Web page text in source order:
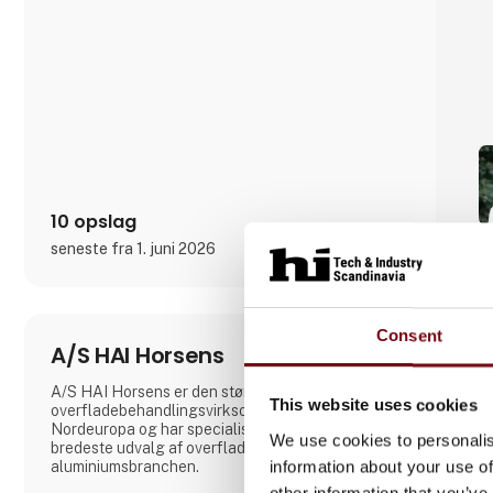
Consent
This website uses cookies
We use cookies to
information about your use
10 opslag
seneste fra 1. juni 2026
A/S HAI Horsens
A/S HAI Horsens er den største
overfladebehandlingsvirksomhed af aluminium i
Nordeuropa og har specialiseret sig i Europas
bredeste udvalg af overfladebehandlinger indenfor
aluminiumsbranchen.